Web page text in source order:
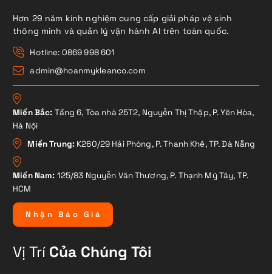
Hơn 29 năm kinh nghiệm cung cấp giải pháp vệ sinh
thông minh và quản lý vận hành AI trên toàn quốc.
Hotline: 0869 998 601
admin@hoanmykleanco.com
Miền Bắc: Tầng 6, Tòa nhà 25T2, Nguyễn Thị Thập, P. Yên Hòa,
Hà Nội
Miền Trung: K260/29 Hải Phòng, P. Thanh Khê, TP. Đà Nẵng
Miền Nam: 125/83 Nguyễn Văn Thương, P. Thạnh Mỹ Tây, TP.
HCM
N hậ n B á o G i á
Vị TríCủa Chúng Tôi